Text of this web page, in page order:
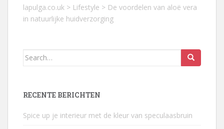
lapulga.co.uk > Lifestyle > De voordelen van aloë vera
in natuurlijke huidverzorging
Search
RECENTE BERICHTEN
Spice up je interieur met de kleur van speculaasbruin